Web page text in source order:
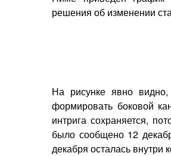
решения об изменении
На рисунке явно
формировать боковой
интрига сохраняется,
было сообщено 12
декабря осталась внутри